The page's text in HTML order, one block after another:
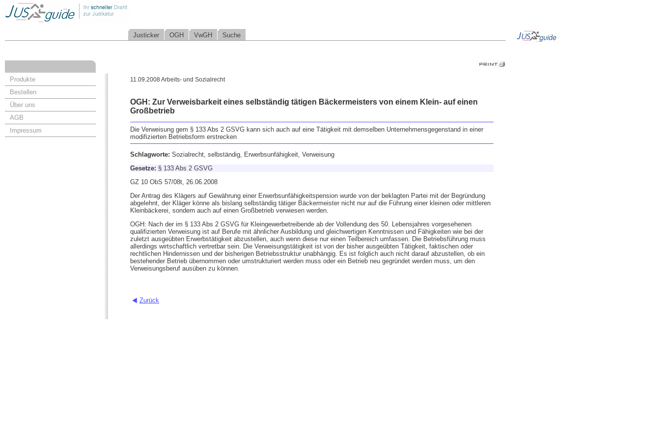
Justicker OGH VwGH Suche
Produkte
Bestellen
Über uns
AGB
Impressum
11.09.2008 Arbeits- und Sozialrecht
OGH: Zur Verweisbarkeit eines selbständig tätigen Bäckermeisters von einem Klein- auf einen
Großbetrieb
Die Verweisung gem § 133 Abs 2 GSVG kann sich auch auf eine Tätigkeit mit demselben Unternehmensgegenstand in einer
modifizierten Betriebsform erstrecken
Schlagworte: Sozialrecht, selbständig, Erwerbsunfähigkeit, Verweisung
Gesetze: § 133 Abs 2 GSVG
GZ 10 ObS 57/08t, 26.06.2008
Der Antrag des Klägers auf Gewährung einer Erwerbsunfähigkeitspension wurde von der beklagten Partei mit der Begründung
abgelehnt, der Kläger könne als bislang selbständig tätiger Bäckermeister nicht nur auf die Führung einer kleinen oder mittleren
Kleinbäckerei, sondern auch auf einen Großbetrieb verwiesen werden.
OGH: Nach der im § 133 Abs 2 GSVG für Kleingewerbetreibende ab der Vollendung des 50. Lebensjahres vorgesehenen
qualifizierten Verweisung ist auf Berufe mit ähnlicher Ausbildung und gleichwertigen Kenntnissen und Fähigkeiten wie bei der
zuletzt ausgeübten Erwerbstätigkeit abzustellen, auch wenn diese nur einen Teilbereich umfassen. Die Betriebsführung muss
allerdings wirtschaftlich vertretbar sein. Die Verweisungstätigkeit ist von der bisher ausgeübten Tätigkeit, faktischen oder
rechtlichen Hindernissen und der bisherigen Betriebsstruktur unabhängig. Es ist folglich auch nicht darauf abzustellen, ob ein
bestehender Betrieb übernommen oder umstrukturiert werden muss oder ein Betrieb neu gegründet werden muss, um den
Verweisungsberuf ausüben zu können.
Zurück